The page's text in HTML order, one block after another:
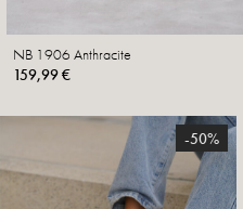
NB 1906 Anthracite
159,99 €
-50%